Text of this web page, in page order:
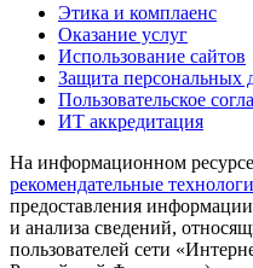
Этика и комплаенс
Оказание услуг
Использование сайтов
Защита персональных
Пользовательское
ИТ аккредитация
На информационном
рекомендательные
предоставления
и анализа сведений,
пользователей сети